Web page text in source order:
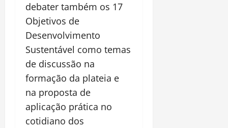
debater também os 17
Objetivos de
Desenvolvimento
Sustentável como temas
de discussão na
formação da plateia e
na proposta de
aplicação prática no
cotidiano dos